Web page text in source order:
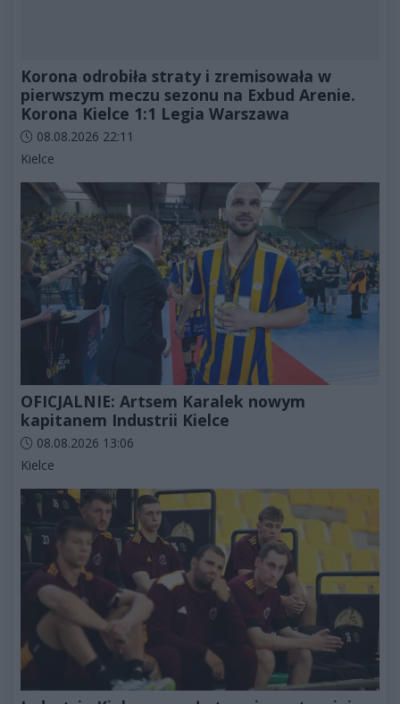
Korona odrobiła straty i zremisowała w
pierwszym meczu sezonu na Exbud Arenie.
Korona Kielce 1:1 Legia Warszawa
Data dodania artykułu:
08.08.2026 22:11
Kategorie artykułu:
Kielce
OFICJALNIE: Artsem Karalek nowym
kapitanem Industrii Kielce
Data dodania artykułu:
08.08.2026 13:06
Kategorie artykułu:
Kielce